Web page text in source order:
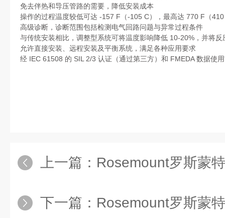
免去伴热和导压管路的需要，降低安装成本
操作的过程温度较低可达 -157 F（-105 C），最高达 770 F（
高级诊断，诊断范围包括检测电气回路问题与异常过程条件
与传统安装相比，调整型系统可将温度影响降低 10-20%，并将
允许直接安装、远程安装及平衡系统，满足各种应用要求
经 IEC 61508 的 SIL 2/3 认证（通过第三方）和 FMEDA 数据使
上一篇： Rosemount罗斯蒙特
下一篇： Rosemount罗斯蒙